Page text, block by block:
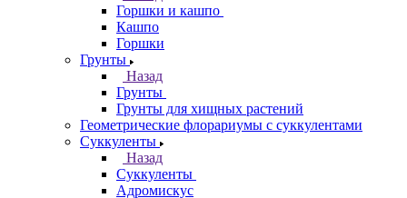
Горшки и кашпо
Кашпо
Горшки
Грунты
Назад
Грунты
Грунты для хищных растений
Геометрические флорариумы с суккулентами
Суккуленты
Назад
Суккуленты
Адромискус